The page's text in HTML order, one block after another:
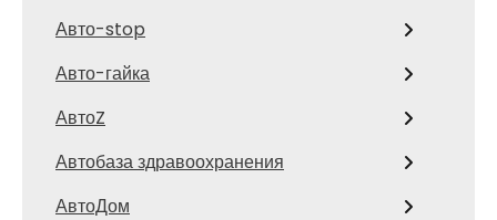
Авто-stop
Авто-гайка
АвтоZ
Автобаза здравоохранения
АвтоДом